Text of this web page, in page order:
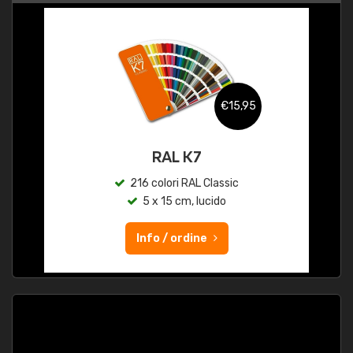
€15,95
RAL K7
216 colori RAL Classic
5 x 15 cm, lucido
Info / ordine